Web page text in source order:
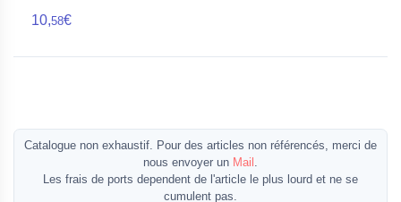
10,58€
Catalogue non exhaustif. Pour des articles non référencés, merci de
nous envoyer un Mail .
Les frais de ports dependent de l'article le plus lourd et ne se
cumulent pas.